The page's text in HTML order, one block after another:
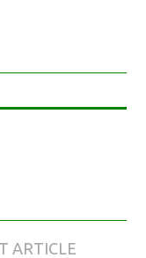
ARTICLE